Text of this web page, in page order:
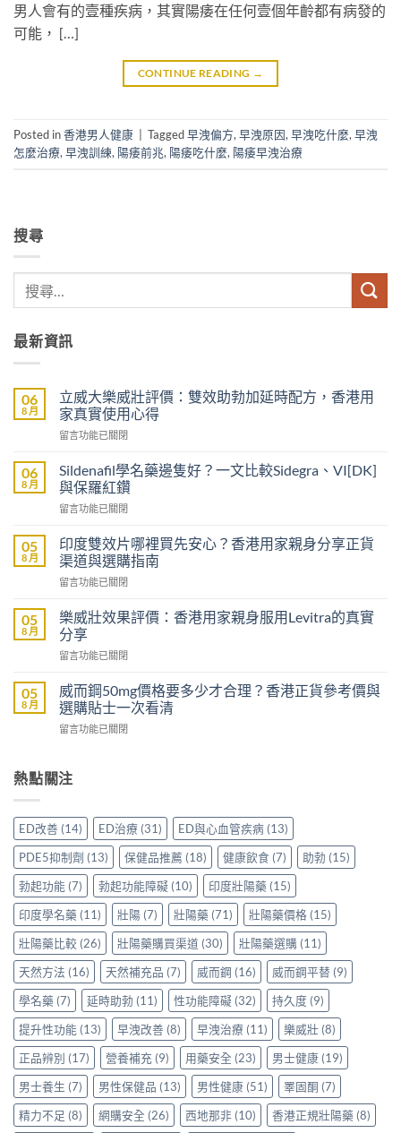
男人會有的壹種疾病，其實陽痿在任何壹個年齡都有病發的
可能， […]
CONTINUE READING →
Posted in香港男人健康 Tagged早洩偏方, 早洩原因, 早洩吃什麼, 早洩
怎麼治療, 早洩訓練, 陽痿前兆, 陽痿吃什麼, 陽痿早洩治療
搜尋
最新資訊
06
8 月
立威大樂威壯評價：雙效助勃加延時配方，香港用
家真實使用心得
在
威
大
樂
威
評
價：
雙
效
勃
加
時
方，
香
港
真
實
用
心
得〉
中
留言功能已關閉
06
8 月
Sildenafil學名藥邊隻好？一文比較Sidegra、VI[DK]
與保羅紅鑽
在
學
名
藥
邊
好？
一
文
比
Sidegra、
VI[DK]
保
鑽〉
留言功能已關閉
05
8 月
印度雙效片哪裡買先安心？香港用家親身分享正貨
渠道與選購指南
在
度
雙
效
片
裡
買
先
安
港
親
身
分
享
正
貨
渠
道
與
選
購
指
南〉
中
留言功能已關閉
05
8 月
樂威壯效果評價：香港用家親身服用Levitra的真實
分享
在
威
壯
效
果
香
家
親
身
服
用
Levitra
的
真
實
分
享〉
中
留言功能已關閉
05
8 月
威而鋼50mg價格要多少才合理？香港正貨參考價與
選購貼士一次看清
在
鋼
50mg
格
要
多
少
才
合
理？
香
港
正
貨
參
考
價
與
選
購
貼
士
一
次
留言功能已關閉
熱點關注
ED改善 (14) ED治療 (31) ED與心血管疾病 (13)
PDE5抑制劑 (13) 保健品推薦 (18) 健康飲食 (7) 助勃 (15)
勃起功能 (7) 勃起功能障礙 (10) 印度壯陽藥 (15)
印度學名藥 (11) 壯陽 (7) 壯陽藥 (71) 壯陽藥價格 (15)
壯陽藥比較 (26) 壯陽藥購買渠道 (30) 壯陽藥選購 (11)
天然方法 (16) 天然補充品 (7) 威而鋼 (16) 威而鋼平替 (9)
學名藥 (7) 延時助勃 (11) 性功能障礙 (32) 持久度 (9)
提升性功能 (13) 早洩改善 (8) 早洩治療 (11) 樂威壯 (8)
正品辨別 (17) 營養補充 (9) 用藥安全 (23) 男士健康 (19)
男士養生 (7) 男性保健品 (13) 男性健康 (51) 睪固酮 (7)
精力不足 (8) 網購安全 (26) 西地那非 (10) 香港正規壯陽藥 (8)